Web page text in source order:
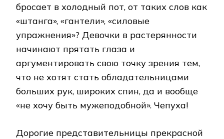
бросает в холодный пот, от таких слов как
«штанга», «гантели», «силовые
упражнения»? Девочки в растерянности
начинают прятать глаза и
аргументировать свою точку зрения тем,
что не хотят стать обладательницами
больших рук, широких спин, да и вообще
«не хочу быть мужеподобной». Чепуха!
Дорогие представительницы прекрасной